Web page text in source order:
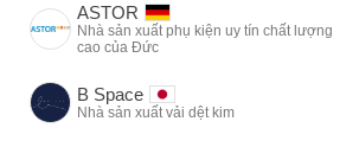
ASTOR
Nhà sản xuất phụ kiện uy tín chất lượng
cao của Đức
B Space
Nhà sản xuất vải dệt kim